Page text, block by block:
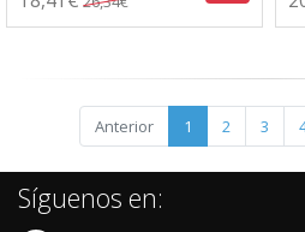
Anterior 1 2 3
Síguenos en: